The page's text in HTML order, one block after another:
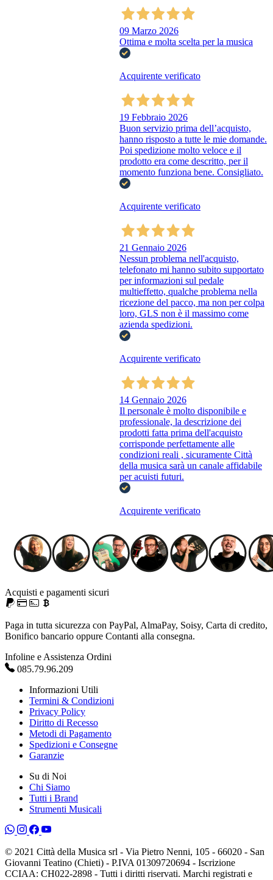
09 Marzo 2026
Ottima e molta scelta per la musica
Acquirente verificato
19 Febbraio 2026
Buon servizio prima dell’acquisto,
hanno risposto a tutte le mie domande.
Poi spedizione molto veloce e il
prodotto era come descritto, per il
momento funziona bene. Consigliato.
Acquirente verificato
21 Gennaio 2026
Nessun problema nell'acquisto,
telefonato mi hanno subito supportato
per informazioni sul pedale
multieffetto, qualche problema nella
ricezione del pacco, ma non per colpa
loro, GLS non è il massimo come
azienda spedizioni.
Acquirente verificato
14 Gennaio 2026
Il personale è molto disponibile e
professionale, la descrizione dei
prodotti fatta prima dell'acquisto
corrisponde perfettamente alle
condizioni reali , sicuramente Città
della musica sarà un canale affidabile
per acuisti futuri.
Acquirente verificato
Acquisti e pagamenti sicuri
Paga in tutta sicurezza con PayPal, AlmaPay, Soisy, Carta di credito,
Bonifico bancario oppure Contanti alla consegna.
Infoline e Assistenza Ordini
085.79.96.209
Informazioni Utili
Termini & Condizioni
Privacy Policy
Diritto di Recesso
Metodi di Pagamento
Spedizioni e Consegne
Garanzie
Su di Noi
Chi Siamo
Tutti i Brand
Strumenti Musicali
© 2021 Città della Musica srl - Via Pietro Nenni, 105 - 66020 - San
Giovanni Teatino (Chieti) - P.IVA 01309720694 - Iscrizione
CCIAA: CH022-2898 - Tutti i diritti riservati. Marchi registrati e